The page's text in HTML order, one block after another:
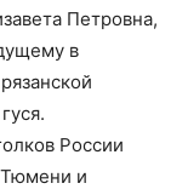
Петровна,
в
России
Тюмени и